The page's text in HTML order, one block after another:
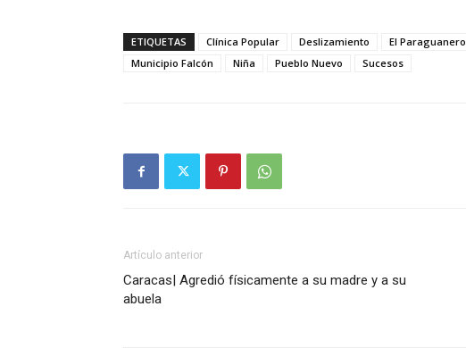
ETIQUETAS Clínica Popular Deslizamiento El Paraguanero
Municipio Falcón
Niña Pueblo Nuevo Sucesos
Artículo anterior
Caracas| Agredió físicamente a su madre y a su
abuela